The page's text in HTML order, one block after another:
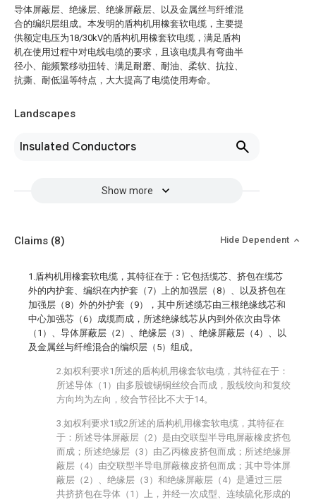
导体屏蔽层、绝缘层、绝缘屏蔽层、以及金属丝与纤维混
合的编织层组成。本发明的盾构机用橡套软电缆，主要提
供额定电压为18/30kV的盾构机用橡套软电缆，满足盾构
机在使用过程中对电线电缆的要求，且该电缆具有弯曲半
径小、能频繁移动扭转、满足耐磨、耐油、柔软、抗拉、
抗撕、耐低温等特点，大大提高了电缆使用寿命。
Landscapes
Insulated Conductors
Show more
Claims (8) Hide Dependent
1.盾构机用橡套软电缆，其特征在于：它包括缆芯、挤包在缆芯
外的内护套、编织在内护套（7）上的加强层（8）、以及挤包在
加强层（8）外的外护套（9），其中所述缆芯由三根绝缘线芯和
中心加强芯（6）成缆而成，所述绝缘线芯从内到外依次由导体
（1）、导体屏蔽层（2）、绝缘层（3）、绝缘屏蔽层（4）、以
及金属丝与纤维混合的编织层（5）组成。
2.如权利要求1所述的盾构机用橡套软电缆，其特征在于：
所述导体（1）由多股镀锡铜丝绞合而成，股线绞向和复绞
方向均为左向，绞合节径比不大于14。
3.如权利要求1或2所述的盾构机用橡套软电缆，其特征在
于：所述导体屏蔽层（2）是由交联型半导电屏蔽橡皮挤包
而成；所述绝缘层（3）由乙丙橡皮挤包而成；所述绝缘屏
蔽层（4）由交联型半导电屏蔽橡皮挤包而成；其中导体屏
蔽层（2）、绝缘层（3）和绝缘屏蔽层（4）是通过三层
共挤挤包在导体（1）上，并经一次成型、连续硫化形成的